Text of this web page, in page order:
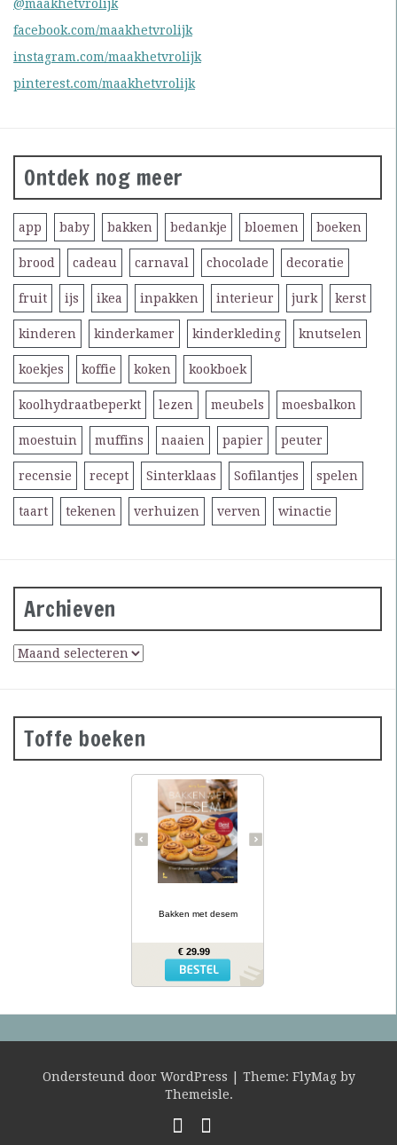
@maakhetvrolijk
facebook.com/maakhetvrolijk
instagram.com/maakhetvrolijk
pinterest.com/maakhetvrolijk
Ontdek nog meer
app baby bakken bedankje bloemen boeken
brood cadeau carnaval chocolade decoratie
fruit ijs ikea inpakken interieur jurk kerst
kinderen kinderkamer kinderkleding knutselen
koekjes koffie koken kookboek
koolhydraatbeperkt lezen meubels moesbalkon
moestuin muffins naaien papier peuter
recensie recept Sinterklaas Sofilantjes spelen
taart tekenen verhuizen verven winactie
Archieven
Toffe boeken
Desembrood is
voedzaam, licht
verteerbaar, goed voor de
darmflora én superlekker.
In haar tweede prachtig
geïllustreerde bakboek
verklapt de Sloveense
Anita Sumer de geheimen
van het lekkere brood
brood met het
fougasse, naanbrood,
hamburgerbroodjes,
kaneelbollen, wafels en
panettone. Naast de 77
hoe je het deeg moet
Bakken met desem
€ 29.99
Ondersteund door WordPress | Theme: FlyMagby
Themeisle.